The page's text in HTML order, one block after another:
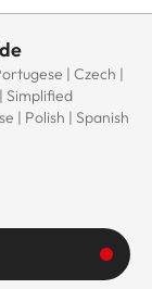
| Czech |
Simplified
| Polish | Spanish